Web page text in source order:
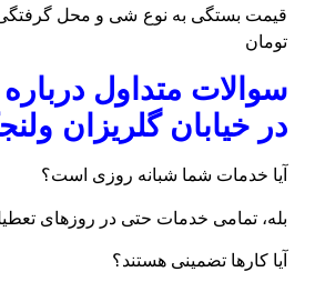
تومان
سوالات متداول
در خیابان گلریزان
آیا خدمات شما شبانه‌ روزی است؟
بله، تمامی خدمات حتی در روزهای
آیا کارها تضمینی هستند؟